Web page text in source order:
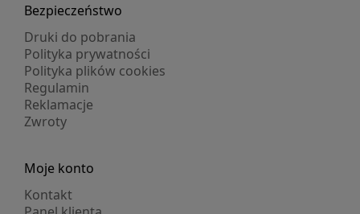
Bezpieczeństwo
Druki do pobrania
Polityka prywatności
Polityka plików cookies
Regulamin
Reklamacje
Zwroty
Moje konto
Kontakt